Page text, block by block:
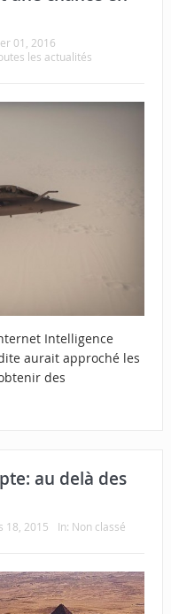
01, 2016
les actualités
Intelligence
aurait approché les
des
au delà des
18, 2015 In: Non classé